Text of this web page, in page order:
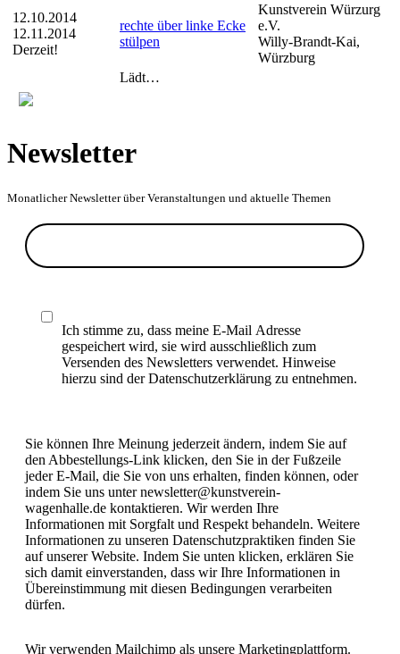
12.10.2014
12.11.2014
Derzeit!
rechte über linke Ecke
stülpen
Kunstverein Würzurg
e.V.
Willy-Brandt-Kai,
Würzburg
Lädt…
Newsletter
Monatlicher Newsletter über Veranstaltungen und aktuelle Themen
Ich stimme zu, dass meine E-Mail Adresse
gespeichert wird, sie wird ausschließlich zum
Versenden des Newsletters verwendet. Hinweise
hierzu sind der Datenschutzerklärung zu entnehmen.
Sie können Ihre Meinung jederzeit ändern, indem Sie auf
den Abbestellungs-Link klicken, den Sie in der Fußzeile
jeder E-Mail, die Sie von uns erhalten, finden können, oder
indem Sie uns unter newsletter@kunstverein-
wagenhalle.de kontaktieren. Wir werden Ihre
Informationen mit Sorgfalt und Respekt behandeln. Weitere
Informationen zu unseren Datenschutzpraktiken finden Sie
auf unserer Website. Indem Sie unten klicken, erklären Sie
sich damit einverstanden, dass wir Ihre Informationen in
Übereinstimmung mit diesen Bedingungen verarbeiten
dürfen.
Wir verwenden Mailchimp als unsere Marketingplattform.